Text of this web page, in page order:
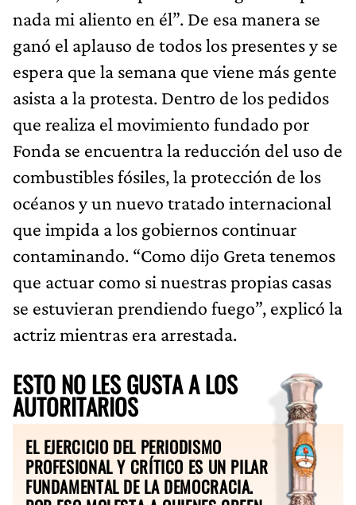
nada mi aliento en él”. De esa manera se
ganó el aplauso de todos los presentes y se
espera que la semana que viene más gente
asista a la protesta. Dentro de los pedidos
que realiza el movimiento fundado por
Fonda se encuentra la reducción del uso de
combustibles fósiles, la protección de los
océanos y un nuevo tratado internacional
que impida a los gobiernos continuar
contaminando. “Como dijo Greta tenemos
que actuar como si nuestras propias casas
se estuvieran prendiendo fuego”, explicó la
actriz mientras era arrestada.
ESTO NO LES GUSTA A LOS
AUTORITARIOS
EL EJERCICIO DEL PERIODISMO
PROFESIONAL Y CRÍTICO ES UN PILAR
FUNDAMENTAL DE LA DEMOCRACIA.